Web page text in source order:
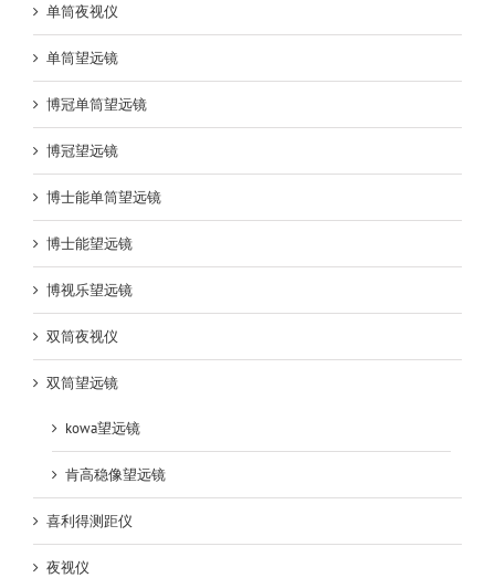
单筒夜视仪
单筒望远镜
博冠单筒望远镜
博冠望远镜
博士能单筒望远镜
博士能望远镜
博视乐望远镜
双筒夜视仪
双筒望远镜
kowa望远镜
肯高稳像望远镜
喜利得测距仪
夜视仪